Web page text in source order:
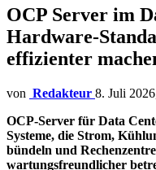
OCP Server im
Hardware-
effizienter
von Redakteur 8. Juli
OCP-Server für Data
Systeme, die Strom,
bündeln und
wartungsfreundlicher